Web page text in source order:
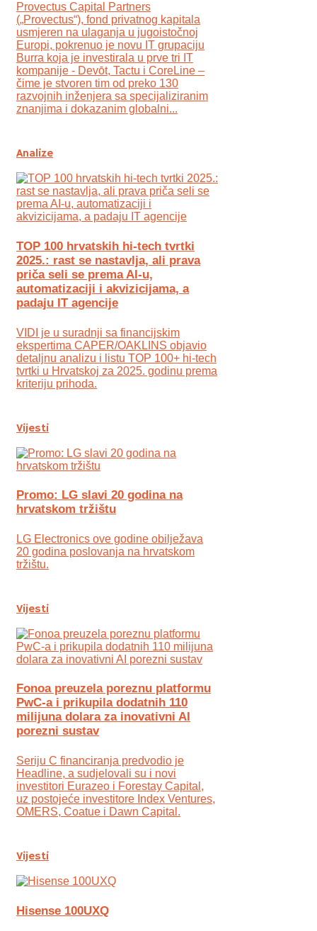
Provectus Capital Partners
(„Provectus“), fond privatnog kapitala
usmjeren na ulaganja u jugoistočnoj
Europi, pokrenuo je novu IT grupaciju
Burra koja je investirala u prve tri IT
kompanije - Devōt, Tactu i CoreLine –
čime je stvoren tim od preko 130
razvojnih inženjera sa specijaliziranim
znanjima i dokazanim globalni...
Analize
TOP 100 hrvatskih hi-tech tvrtki
2025.: rast se nastavlja, ali prava
priča seli se prema AI-u,
automatizaciji i akvizicijama, a
padaju IT agencije
VIDI je u suradnji sa financijskim
ekspertima CAPER/OAKLINS objavio
detaljnu analizu i listu TOP 100+ hi-tech
tvrtki u Hrvatskoj za 2025. godinu prema
kriteriju prihoda.
Vijesti
Promo: LG slavi 20 godina na
hrvatskom tržištu
LG Electronics ove godine obilježava
20 godina poslovanja na hrvatskom
tržištu.
Vijesti
Fonoa preuzela poreznu platformu
PwC-a i prikupila dodatnih 110
milijuna dolara za inovativni AI
porezni sustav
Seriju C financiranja predvodio je
Headline, a sudjelovali su i novi
investitori Eurazeo i Forestay Capital,
uz postojeće investitore Index Ventures,
OMERS, Coatue i Dawn Capital.
Vijesti
Hisense 100UXQ